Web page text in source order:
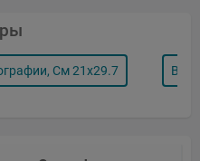
См 21x29.7 Вид